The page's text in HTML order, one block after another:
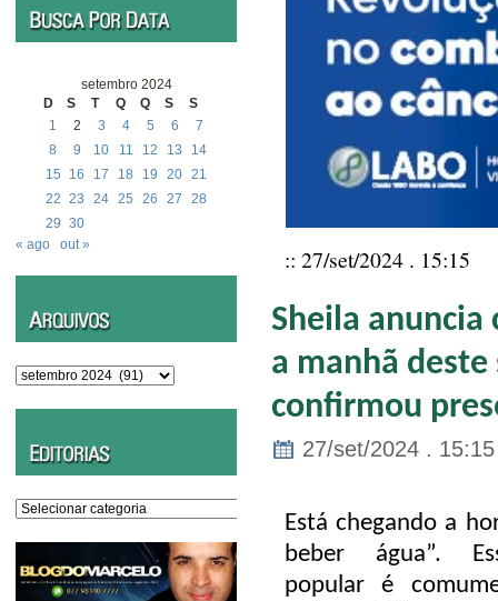
setembro 2024
D
S T Q Q S
S
1
2 3 4 5 6
7
8
9 10 11 12 13
14
15
16 17 18 19 20 21
22 23 24 25 26 27
28
29 30
« ago
out »
Arquivos
Editorias
:: 27/set/2024 . 15:15
Sheila anuncia
a manhã
confirmou
27/set/2024 . 15:15
Está chegando a
beber água”.
popular é